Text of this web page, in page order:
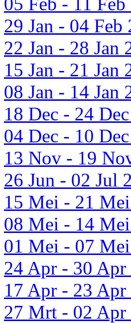
29 Jan - 04 Feb
22 Jan - 28 Jan
15 Jan - 21 Jan
08 Jan - 14 Jan
18 Dec - 24
04 Dec - 10
13 Nov - 19
26 Jun - 02 Jul
15 Mei - 21
08 Mei - 14
01 Mei - 07
24 Apr - 30 Apr
17 Apr - 23 Apr
27 Mrt - 02 Apr